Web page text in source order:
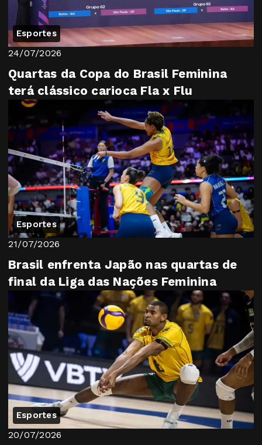
Esportes
24/07/2026
Quartas da Copa do Brasil Feminina
terá clássico carioca Fla x Flu
Esportes
21/07/2026
Brasil enfrenta Japão nas quartas de
final da Liga das Nações Feminina
Esportes
20/07/2026